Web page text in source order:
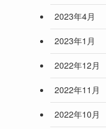
2023年4月
2023年1月
2022年12月
2022年11月
2022年10月